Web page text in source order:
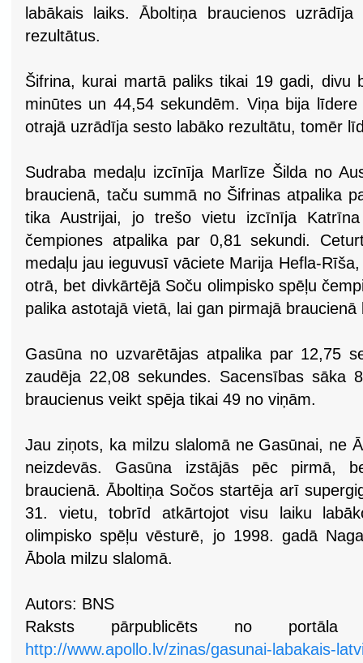
labākais laiks. Āboltiņa braucienos
rezultātus.
Šifrina, kurai martā paliks tikai 19 gadi, divu
minūtes un 44,54 sekundēm. Viņa bija
otrajā uzrādīja sesto labāko rezultātu, tomēr
Sudraba medaļu izcīnīja Marlīze Šilda no
braucienā, taču summā no Šifrinas atpalika
tika Austrijai, jo trešo vietu izcīnīja
čempiones atpalika par 0,81 sekundi.
medaļu jau ieguvusī vāciete Marija Hefla-
otrā, bet divkārtējā Soču olimpisko spēļu
palika astotajā vietā, lai gan pirmajā braucienā
Gasūna no uzvarētājas atpalika par 12,75
zaudēja 22,08 sekundes. Sacensības sāka
braucienus veikt spēja tikai 49 no viņām.
Jau ziņots, ka milzu slalomā ne Gasūnai, ne
neizdevās. Gasūna izstājās pēc pirmā,
braucienā. Āboltiņa Sočos startēja arī
31. vietu, tobrīd atkārtojot visu laiku
olimpisko spēļu vēsturē, jo 1998. gadā
Ābola milzu slalomā.
Autors: BNS
Raksts pārpublicēts no portāla
http://www.apollo.lv/zinas/gasunai-labakais-